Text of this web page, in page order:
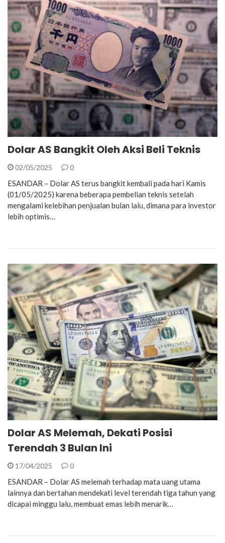
Dolar AS Bangkit Oleh Aksi Beli Teknis
02/05/2025 0
ESANDAR – Dolar AS terus bangkit kembali pada hari Kamis
(01/05/2025) karena beberapa pembelian teknis setelah
mengalami kelebihan penjualan bulan lalu, dimana para investor
lebih optimis…
Dolar AS Melemah, Dekati Posisi
Terendah 3 Bulan Ini
17/04/2025 0
ESANDAR – Dolar AS melemah terhadap mata uang utama
lainnya dan bertahan mendekati level terendah tiga tahun yang
dicapai minggu lalu, membuat emas lebih menarik…